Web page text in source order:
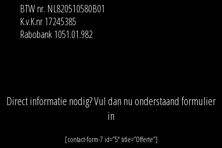
BTW nr. NL820510580B01
K.v.K.nr 17245385
Rabobank 1051.01.982
Direct informatie nodig? Vul dan nu onderstaand formulier
in
[contact-form-7 id=”5″ title=”Offerte”]